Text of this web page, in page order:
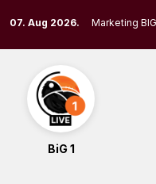
to
content
07. Aug 2026. Marketing
BiG 1